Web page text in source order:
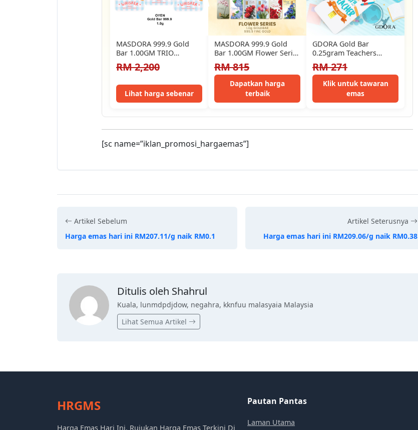
MASDORA 999.9 Gold
Bar 1.00GM TRIO
(1.00GM x 3) ~ Trio SET…
RM 2,200
Lihat harga sebenar
MASDORA 999.9 Gold
Bar 1.00GM Flower Series
- Assorted Design (EMAS
999.9/24K)
RM 815
Dapatkan harga
terbaik
GDORA Gold Bar
0.25gram Teachers
Appreciation 999.9
RM 271
Klik untuk tawaran
emas
[sc name=”iklan_promosi_hargaemas”]
Artikel Sebelum
Harga emas hari ini RM207.11/g naik RM0.1
Artikel Seterusnya
Harga emas hari ini RM209.06/g naik RM0.38
Ditulis oleh Shahrul
Kuala, lunmdpdjdow, negahra, kknfuu malasyaia Malaysia
Lihat Semua Artikel
HRGMS
Harga Emas Hari Ini, Rujukan Harga Emas Terkini Di
Pautan Pantas
Laman Utama